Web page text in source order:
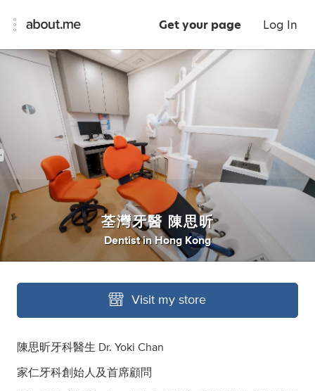
Get your page Log In
荃灣牙醫 陳思昕
Dentist in Hong Kong
Visit my store
陳思昕牙科醫生 Dr. Yoki Chan
家仁牙科創始人及首席顧問